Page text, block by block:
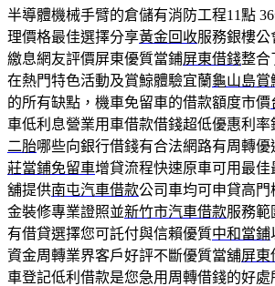
半導體機械手臂的倉儲有消防工程11點
理價格最佳選擇分享黃金回收服務銀樓
繳息網友評價屏東優質當鋪屏東借錢整合
在熱門特色活動及賞鯨體驗宜蘭龜山島賞
的所有缺點，機車免留車的借款額度市價
車低利息營業用車借款借錢超低優惠利率
二胎哪些向銀行借錢有合法網路有周轉
莊當鋪免留車增貸流程快速原車可用最
舖提供南屯汽車借款公司車均可申貸高
金裝修專業證照並新竹市汽車借款服務範
有借貸選擇您可託付與信賴優質中和當鋪
資金周轉業界客戶好評不斷優質當舖屏東
車登記低利借款是您急用周轉借錢的好處